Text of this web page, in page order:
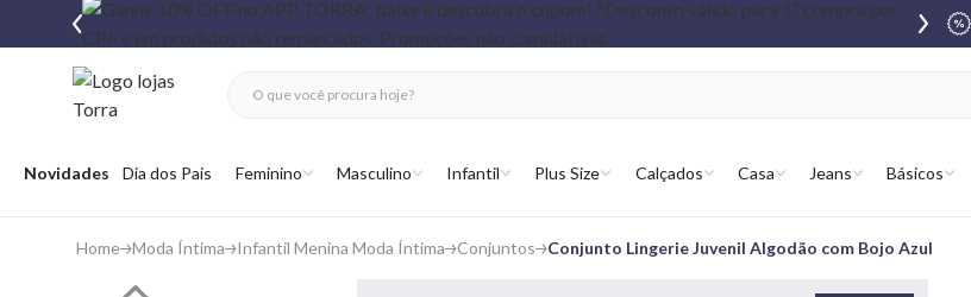
Abrir menu
Novidades Dia dos Pais Feminino Masculino Infantil Plus Size Calçados Casa Jeans Básicos
fechar menu
fechar menu
favoritos
Home Moda Íntima Infantil Menina Moda Íntima Conjuntos Conjunto Lingerie Juvenil Algodão com Bojo Azul